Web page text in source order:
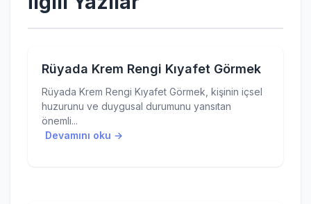
Rüyada Krem Rengi Kıyafet Görmek
Rüyada Krem Rengi Kıyafet Görmek, kişinin içsel
huzurunu ve duygusal durumunu yansıtan
önemli...
Devamını oku →